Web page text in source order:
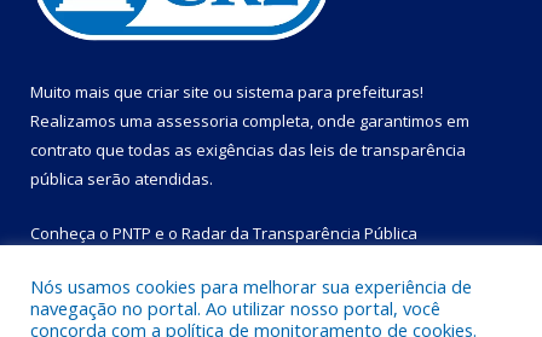
Muito mais que criar site ou sistema para prefeituras!
Realizamos uma assessoria completa, onde garantimos em
contrato que todas as exigências das leis de transparência
pública serão atendidas.
Conheça o PNTP e o Radar da Transparência Pública
Nós usamos cookies para melhorar sua experiência de
navegação no portal. Ao utilizar nosso portal, você
concorda com a política de monitoramento de cookies.